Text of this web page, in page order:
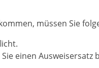
müssen Sie
einen Ausweisersatz